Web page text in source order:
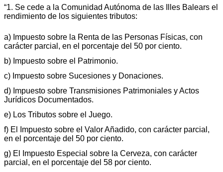
“1. Se cede a la Comunidad Autónoma de las Illes Balears el
rendimiento de los siguientes tributos:
a) Impuesto sobre la Renta de las Personas Físicas, con
carácter parcial, en el porcentaje del 50 por ciento.
b) Impuesto sobre el Patrimonio.
c) Impuesto sobre Sucesiones y Donaciones.
d) Impuesto sobre Transmisiones Patrimoniales y Actos
Jurídicos Documentados.
e) Los Tributos sobre el Juego.
f) El Impuesto sobre el Valor Añadido, con carácter parcial,
en el porcentaje del 50 por ciento.
g) El Impuesto Especial sobre la Cerveza, con carácter
parcial, en el porcentaje del 58 por ciento.